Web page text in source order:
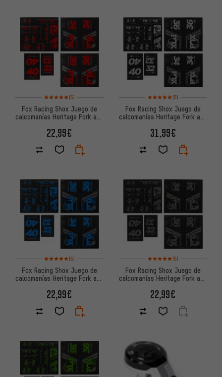
Valoración media: 5 de 5 basada en 5 reseñas
(5)
Fox Racing Shox Juego de
calcomanías Heritage Fork and
2020
22,99€
Valoración media: 5 de 5
(5)
Fox Racing Shox Juego de
calcomanías Heritage Fork and
2020
31,99€
Valoración media: 5 de 5 basada en 5 reseñas
(5)
Fox Racing Shox Juego de
calcomanías Heritage Fork and
2020
22,99€
Valoración media: 5 de 5
(5)
Fox Racing Shox Juego de
calcomanías Heritage Fork and
2020
22,99€